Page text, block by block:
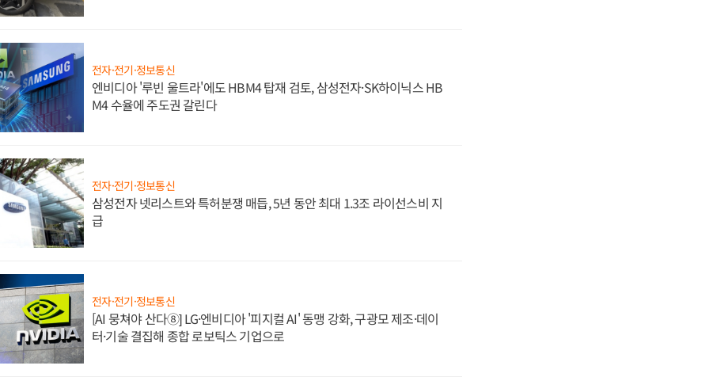
전자·전기·정보통신
엔비디아 '루빈 울트라'에도 HBM4 탑재 검토, 삼성전자·SK하이닉스 HB
M4 수율에 주도권 갈린다
전자·전기·정보통신
삼성전자 넷리스트와 특허분쟁 매듭, 5년 동안 최대 1.3조 라이선스비 지
급
전자·전기·정보통신
[AI 뭉쳐야 산다⑧] LG·엔비디아 '피지컬 AI' 동맹 강화, 구광모 제조·데이
터·기술 결집해 종합 로보틱스 기업으로